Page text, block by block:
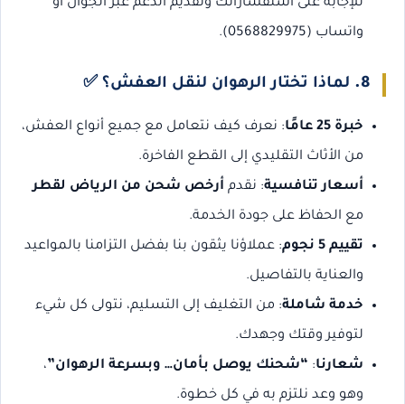
واتساب (0568829975).
8. لماذا تختار الرهوان لنقل العفش؟ ✅
خبرة 25 عامًا
: نعرف كيف نتعامل مع جميع أنواع العفش،
من الأثاث التقليدي إلى القطع الفاخرة.
أسعار تنافسية: نقدم أرخص شحن من الرياض لقطر
مع الحفاظ على جودة الخدمة.
تقييم 5 نجوم
: عملاؤنا يثقون بنا بفضل التزامنا بالمواعيد
والعناية بالتفاصيل.
خدمة شاملة: من التغليف إلى التسليم، نتولى كل شيء
لتوفير وقتك وجهدك.
شعارنا: “شحنك يوصل بأمان… وبسرعة الرهوان”،
وهو وعد نلتزم به في كل خطوة.